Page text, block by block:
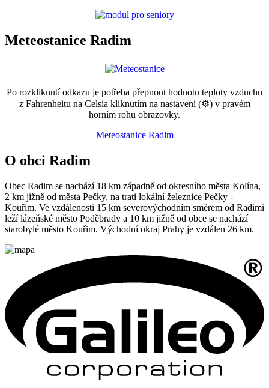
Meteostanice Radim
Po rozkliknutí odkazu je potřeba přepnout hodnotu teploty vzduchu
z Fahrenheitu na Celsia kliknutím na nastavení (⚙) v pravém
horním rohu obrazovky.
Meteostanice Radim
O obci Radim
Obec Radim se nachází 18 km západně od okresního města Kolína,
2 km jižně od města Pečky, na trati lokální železnice Pečky -
Kouřim. Ve vzdálenosti 15 km severovýchodním směrem od Radimi
leží lázeňské město Poděbrady a 10 km jižně od obce se nachází
starobylé město Kouřim. Východní okraj Prahy je vzdálen 26 km.